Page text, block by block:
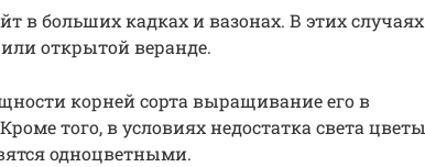
в больших кадках и вазонах. В этих случаях
открытой веранде.
корней сорта выращивание его в
того, в условиях недостатка света цветы
одноцветными.